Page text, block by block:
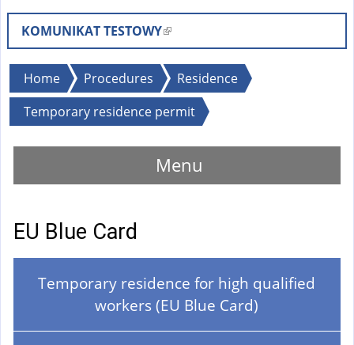
Check case status
Forms
FAQ
KOMUNIKAT TESTOWY(
l
i
n
k
e
r
n
a
You
are
here
Home Procedures
Residence
Temporary residence permit
Menu
EU Blue Card
Temporary residence for high qualified
workers (EU Blue Card)